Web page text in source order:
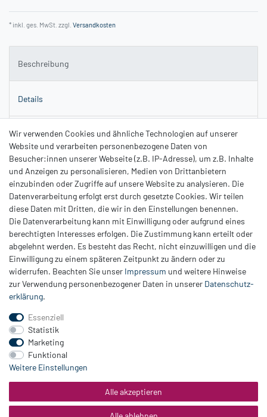
* inkl. ges. MwSt. zzgl. Versandkosten
Beschreibung
Details
Fragen zum Artikel
Dieses wunderschöne, elegante Elementarmband ist aus
Walnussholz undroyalblauem Edelstahlgefertigt.
Zahlung
Versand
Daten­schutz­erklärung
AGB
Hinweis zur Batterieentsorgung
Erklärung zur Barrierefreiheit
Kontakt
Vertrag widerrufen
Wir verwenden Cookies und ähnliche Technologien auf unserer
Website und verarbeiten personenbezogene Daten von
Besucher:innen unserer Webseite (z.B. IP-Adresse), um z.B. Inhalte
und Anzeigen zu personalisieren, Medien von Drittanbietern
einzubinden oder Zugriffe auf unsere Website zu analysieren. Die
Datenverarbeitung erfolgt erst durch gesetzte Cookies. Wir teilen
diese Daten mit Dritten, die wir in den Einstellungen benennen.
Die Datenverarbeitung kann mit Einwilligung oder aufgrund eines
berechtigten Interesses erfolgen. Die Zustimmung kann erteilt oder
abgelehnt werden. Es besteht das Recht, nicht einzuwilligen und die
Einwilligung zu einem späteren Zeitpunkt zu ändern oder zu
widerrufen. Beachten Sie unser Impressum und weitere Hinweise
zur Verwendung personenbezogener Daten in unserer Daten­schutz­
erklärung.
Essenziell
Statistik
Marketing
Funktional
Weitere Einstellungen
Alle akzeptieren